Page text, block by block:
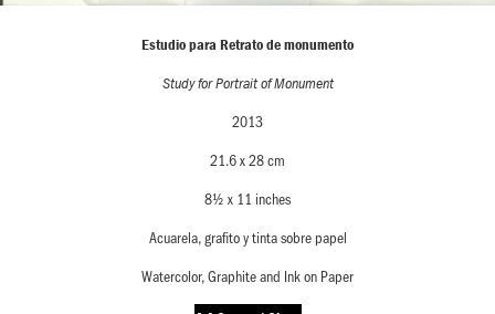
Estudio para Retrato de monumento
Study for Portrait of Monument
2013
21.6 x 28 cm
8½ x 11 inches
Acuarela, grafito y tinta sobre papel
Watercolor, Graphite and Ink on Paper